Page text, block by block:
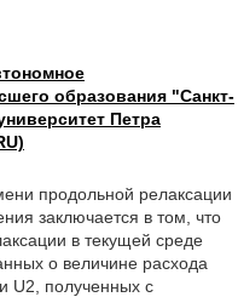
образования "Санкт-
Петра
продольной релаксации
заключается в том, что
в текущей среде
о величине расхода
U2, полученных с